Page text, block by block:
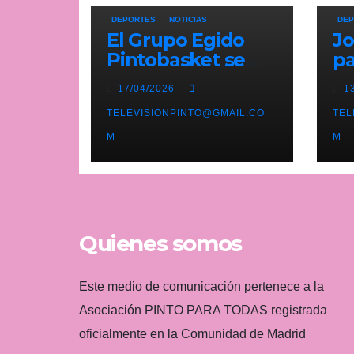
DEPORTES NOTICIAS
El Grupo Egido
Pintobasket se
juega la
permanencia este
sábado en el
Príncipes de
Asturias
17/04/2026
TELEVISIONPINTO@GMAIL.CO
M M
Quienes somos
Este medio de comunicación pertenece a la
Asociación PINTO PARA TODAS registrada
oficialmente en la Comunidad de Madrid